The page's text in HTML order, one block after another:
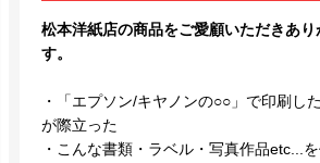
松本洋紙店の商品をご愛顧いただきあり
す。
・「エプソン/キヤノンの○○」で印刷し
が際立った
・こんな書類・ラベル・写真作品etc...